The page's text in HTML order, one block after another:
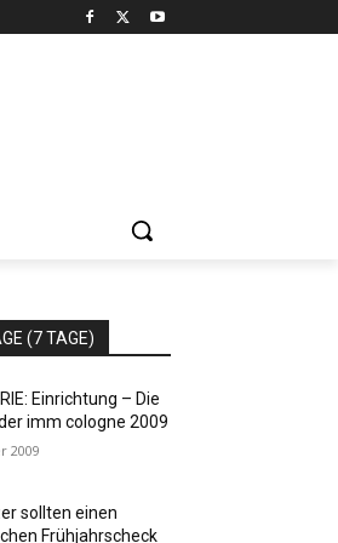
(7 TAGE)
Einrichtung – Die
imm cologne 2009
2009
sollten einen
Frühjahrscheck